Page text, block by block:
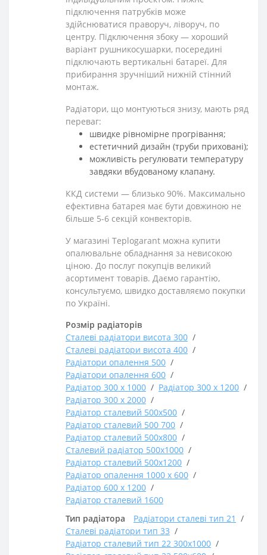
підключення патрубків може
здійснюватися праворуч, ліворуч, по
центру. Підключення збоку — хороший
варіант рушникосушарки, посередині
підключають вертикальні батареї. Для
прибирання зручніший нижній стінний
монтаж.
Радіатори, що монтуються знизу, мають ряд
переваг:
швидке рівномірне прогрівання;
естетичний дизайн (труби приховані);
можливість регулювати температуру
завдяки вбудованому клапану.
ККД системи — близько 90%. Максимально
ефективна батарея має бути довжиною не
більше 5-6 секцій конвекторів.
У магазині Тeplogarant можна купити
опалювальне обладнання за невисокою
ціною. До послуг покупців великий
асортимент товарів. Даємо гарантію,
консультуємо, швидко доставляємо покупки
по Україні.
Розмір радіаторів
Сталеві радіатори висота 300
Сталеві радіатори висота 400
Радіатори опалення 500
Радіатори опалення 600
Радіатор 300 х 1000
Радіатор 300 х 1200
Радіатор 300 х 2000
Радіатор сталевий 500х500
Радіатор сталевий 500 700
Радіатор сталевий 500х800
Сталевий радіатор 500х1000
Радіатор сталевий 500х1200
Радіатор опалення 1000 х 600
Радіатор 600 х 1200
Радіатор сталевий 1600
Тип радіатора
Радіатори сталеві тип 21
Сталеві радіатори тип 33
Радіатор сталевий тип 22 300х1000